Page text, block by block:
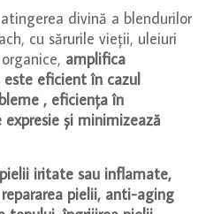
evaluări de
la clienți
divină a blendurilor
cu sărurile vieții, uleiuri
amplifica
eficient în cazul
, eficiența în
și minimizează
iritate sau inflamate,
pielii, anti-aging